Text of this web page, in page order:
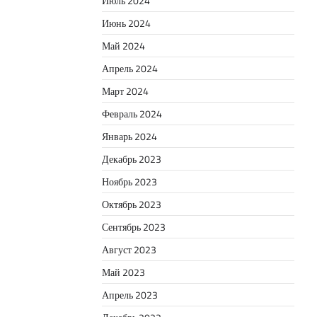
Июнь 2024
Май 2024
Апрель 2024
Март 2024
Февраль 2024
Январь 2024
Декабрь 2023
Ноябрь 2023
Октябрь 2023
Сентябрь 2023
Август 2023
Май 2023
Апрель 2023